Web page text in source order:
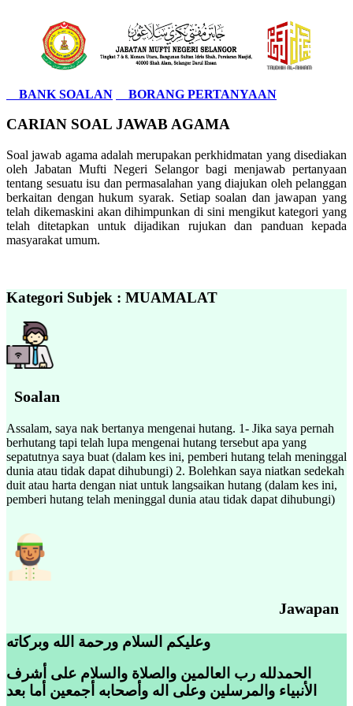
BANK SOALAN BORANG PERTANYAAN
CARIAN SOAL JAWAB AGAMA
Soal jawab agama adalah merupakan perkhidmatan yang disediakan
oleh Jabatan Mufti Negeri Selangor bagi menjawab pertanyaan
tentang sesuatu isu dan permasalahan yang diajukan oleh pelanggan
berkaitan dengan hukum syarak. Setiap soalan dan jawapan yang
telah dikemaskini akan dihimpunkan di sini mengikut kategori yang
telah ditetapkan untuk dijadikan rujukan dan panduan kepada
masyarakat umum.
Kategori Subjek : MUAMALAT
Soalan
Assalam, saya nak bertanya mengenai hutang. 1- Jika saya pernah
berhutang tapi telah lupa mengenai hutang tersebut apa yang
sepatutnya saya buat (dalam kes ini, pemberi hutang telah meninggal
dunia atau tidak dapat dihubungi) 2. Bolehkan saya niatkan sedekah
duit atau harta dengan niat untuk langsaikan hutang (dalam kes ini,
pemberi hutang telah meninggal dunia atau tidak dapat dihubungi)
Jawapan
وعليكم السلام ورحمة الله وبركاته
الحمدلله رب العالمين والصلاة والسلام على أشرف
الأنبياء والمرسلين وعلى اله وأصحابه أجمعين أما بعد